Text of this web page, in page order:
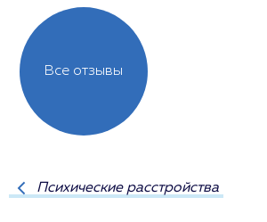
Все отзывы
Психические расстройства